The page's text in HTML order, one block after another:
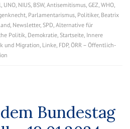
UNO NIUS BSW, Antisemitismus GEZ WHO
Parlamentarismus Politiker, Beatrix
Newsletter, SPD Alternative für
Politik Demokratie Startseite Innere
und Migration Linke FDP, ÖRR – Öffentlich-
Bundestag